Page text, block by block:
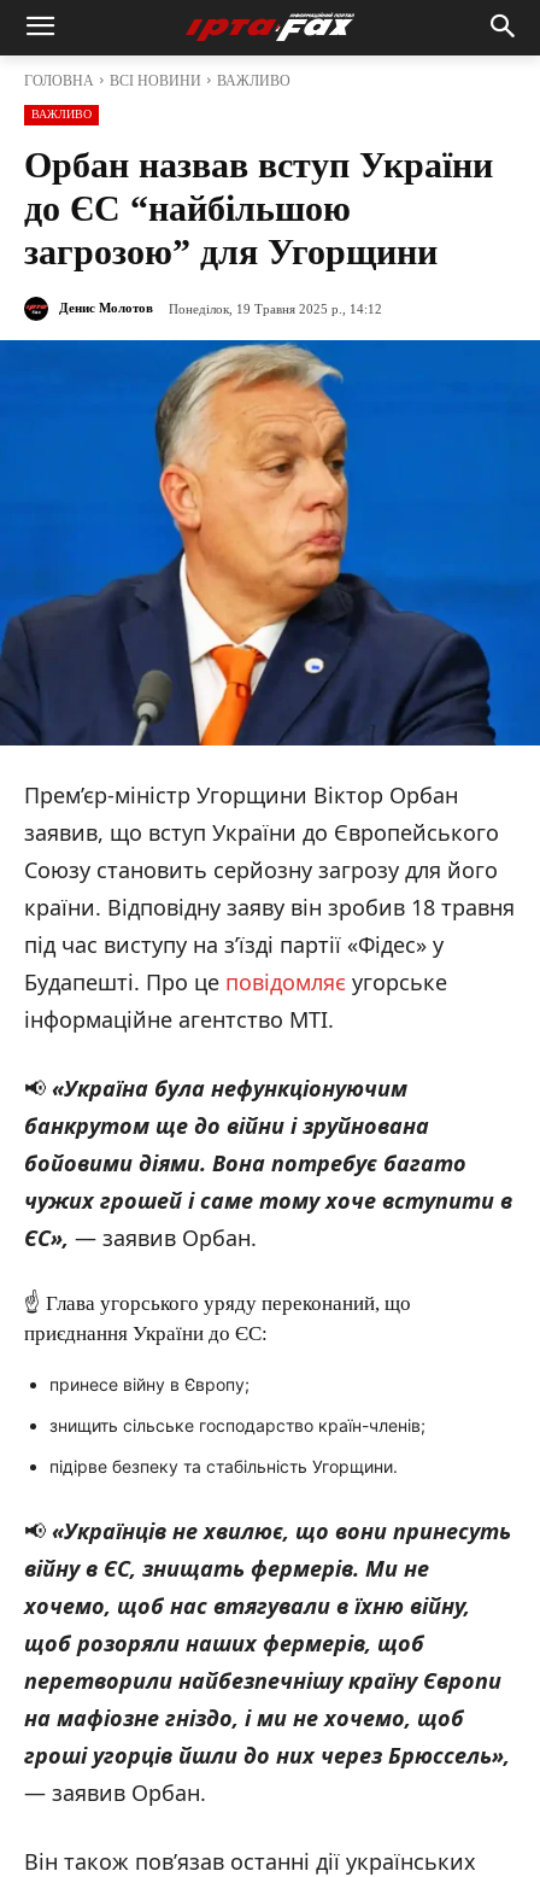
ГОЛОВНА ВСІ НОВИНИ ВАЖЛИВО
ВАЖЛИВО
Орбан назвав вступ України
до ЄС “найбільшою
загрозою” для Угорщини
Денис Молотов Понеділок, 19 Травня 2025 р., 14:12
Прем’єр-міністр Угорщини Віктор Орбан
заявив, що вступ України до Європейського
Союзу становить серйозну загрозу для його
країни. Відповідну заяву він зробив 18 травня
під час виступу на з’їзді партії «Фідес» у
Будапешті. Про це повідомляє угорське
інформаційне агентство MTI.
📢 «Україна була нефункціонуючим
банкрутом ще до війни і зруйнована
бойовими діями. Вона потребує багато
чужих грошей і саме тому хоче вступити в
ЄС», — заявив Орбан.
☝️ Глава угорського уряду переконаний, що
приєднання України до ЄС:
принесе війну в Європу;
знищить сільське господарство країн-членів;
підірве безпеку та стабільність Угорщини.
📢 «Українців не хвилює, що вони принесуть
війну в ЄС, знищать фермерів. Ми не
хочемо, щоб нас втягували в їхню війну,
щоб розоряли наших фермерів, щоб
перетворили найбезпечнішу країну Європи
на мафіозне гніздо, і ми не хочемо, щоб
гроші угорців йшли до них через Брюссель»,
— заявив Орбан.
Він також пов’язав останні дії українських